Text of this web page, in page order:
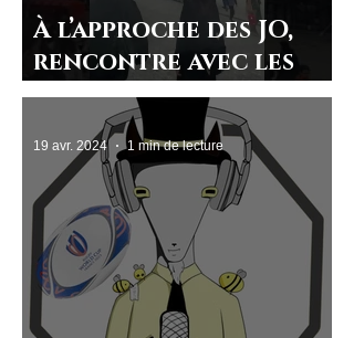
À l’approche des JO,
rencontre avec les
Parisiens
19 avr. 2024 1 min de lecture